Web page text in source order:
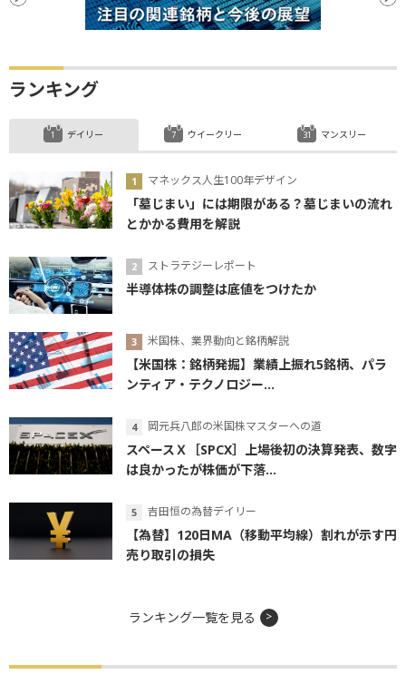
ランキング
デイリー
マネックス人生100年デザイン
「墓じまい」には期限がある？墓じまいの流れ
とかかる費用を解説
ストラテジーレポート
半導体株の調整は底値をつけたか
米国株、業界動向と銘柄解説
【米国株：銘柄発掘】業績上振れ5銘柄、パラ
ンティア・テクノロジー...
岡元兵八郎の米国株マスターへの道
スペースＸ［SPCX］上場後初の決算発表、数字
は良かったが株価が下落...
吉田恒の為替デイリー
【為替】120日MA（移動平均線）割れが示す円
売り取引の損失
ウイークリー マンスリー
ランキング一覧を見る